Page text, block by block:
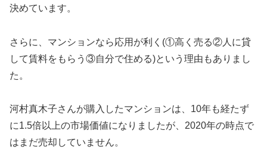
決めています。
さらに、マンションなら応用が利く(①高く売る②人に貸
して賃料をもらう③自分で住める)という理由もありまし
た。
河村真木子さんが購入したマンションは、10年も経たず
に1.5倍以上の市場価値になりましたが、2020年の時点で
はまだ売却していません。